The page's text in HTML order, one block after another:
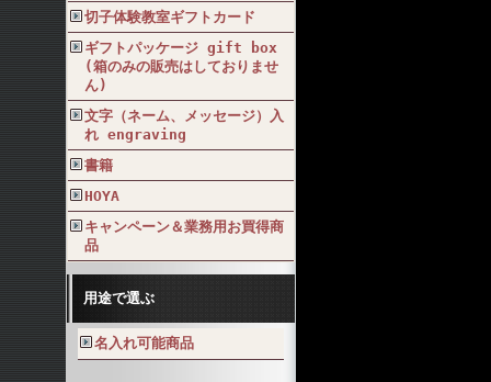
切子体験教室ギフトカード
ギフトパッケージ gift box
(箱のみの販売はしておりませ
ん)
文字（ネーム、メッセージ）入
れ engraving
書籍
HOYA
キャンペーン＆業務用お買得商
品
用途で選ぶ
名入れ可能商品